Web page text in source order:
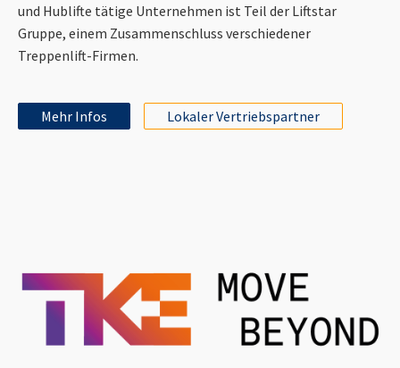
und Hublifte tätige Unternehmen ist Teil der Liftstar
Gruppe, einem Zusammenschluss verschiedener
Treppenlift-Firmen.
Mehr Infos Lokaler Vertriebspartner